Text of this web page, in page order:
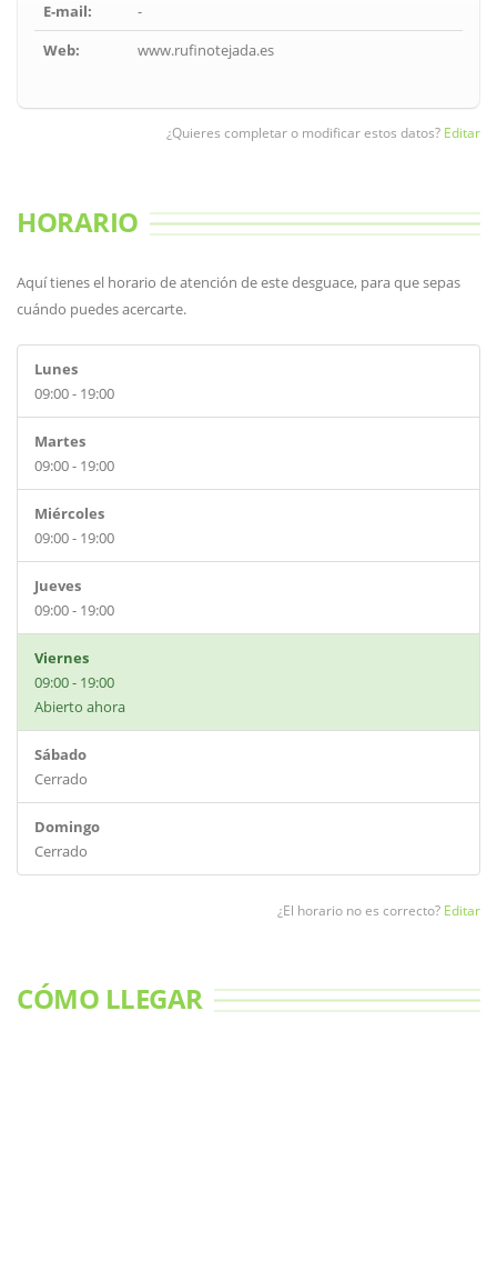
E-mail:
-
Web:
www.rufinotejada.es
¿Quieres completar o modificar estos datos? Editar
HORARIO
Aquí tienes el horario de atención de este desguace, para que sepas
cuándo puedes acercarte.
Lunes
09:00 - 19:00
Martes
09:00 - 19:00
Miércoles
09:00 - 19:00
Jueves
09:00 - 19:00
Viernes
09:00 - 19:00
Abierto ahora
Sábado
Cerrado
Domingo
Cerrado
¿El horario no es correcto? Editar
CÓMO LLEGAR